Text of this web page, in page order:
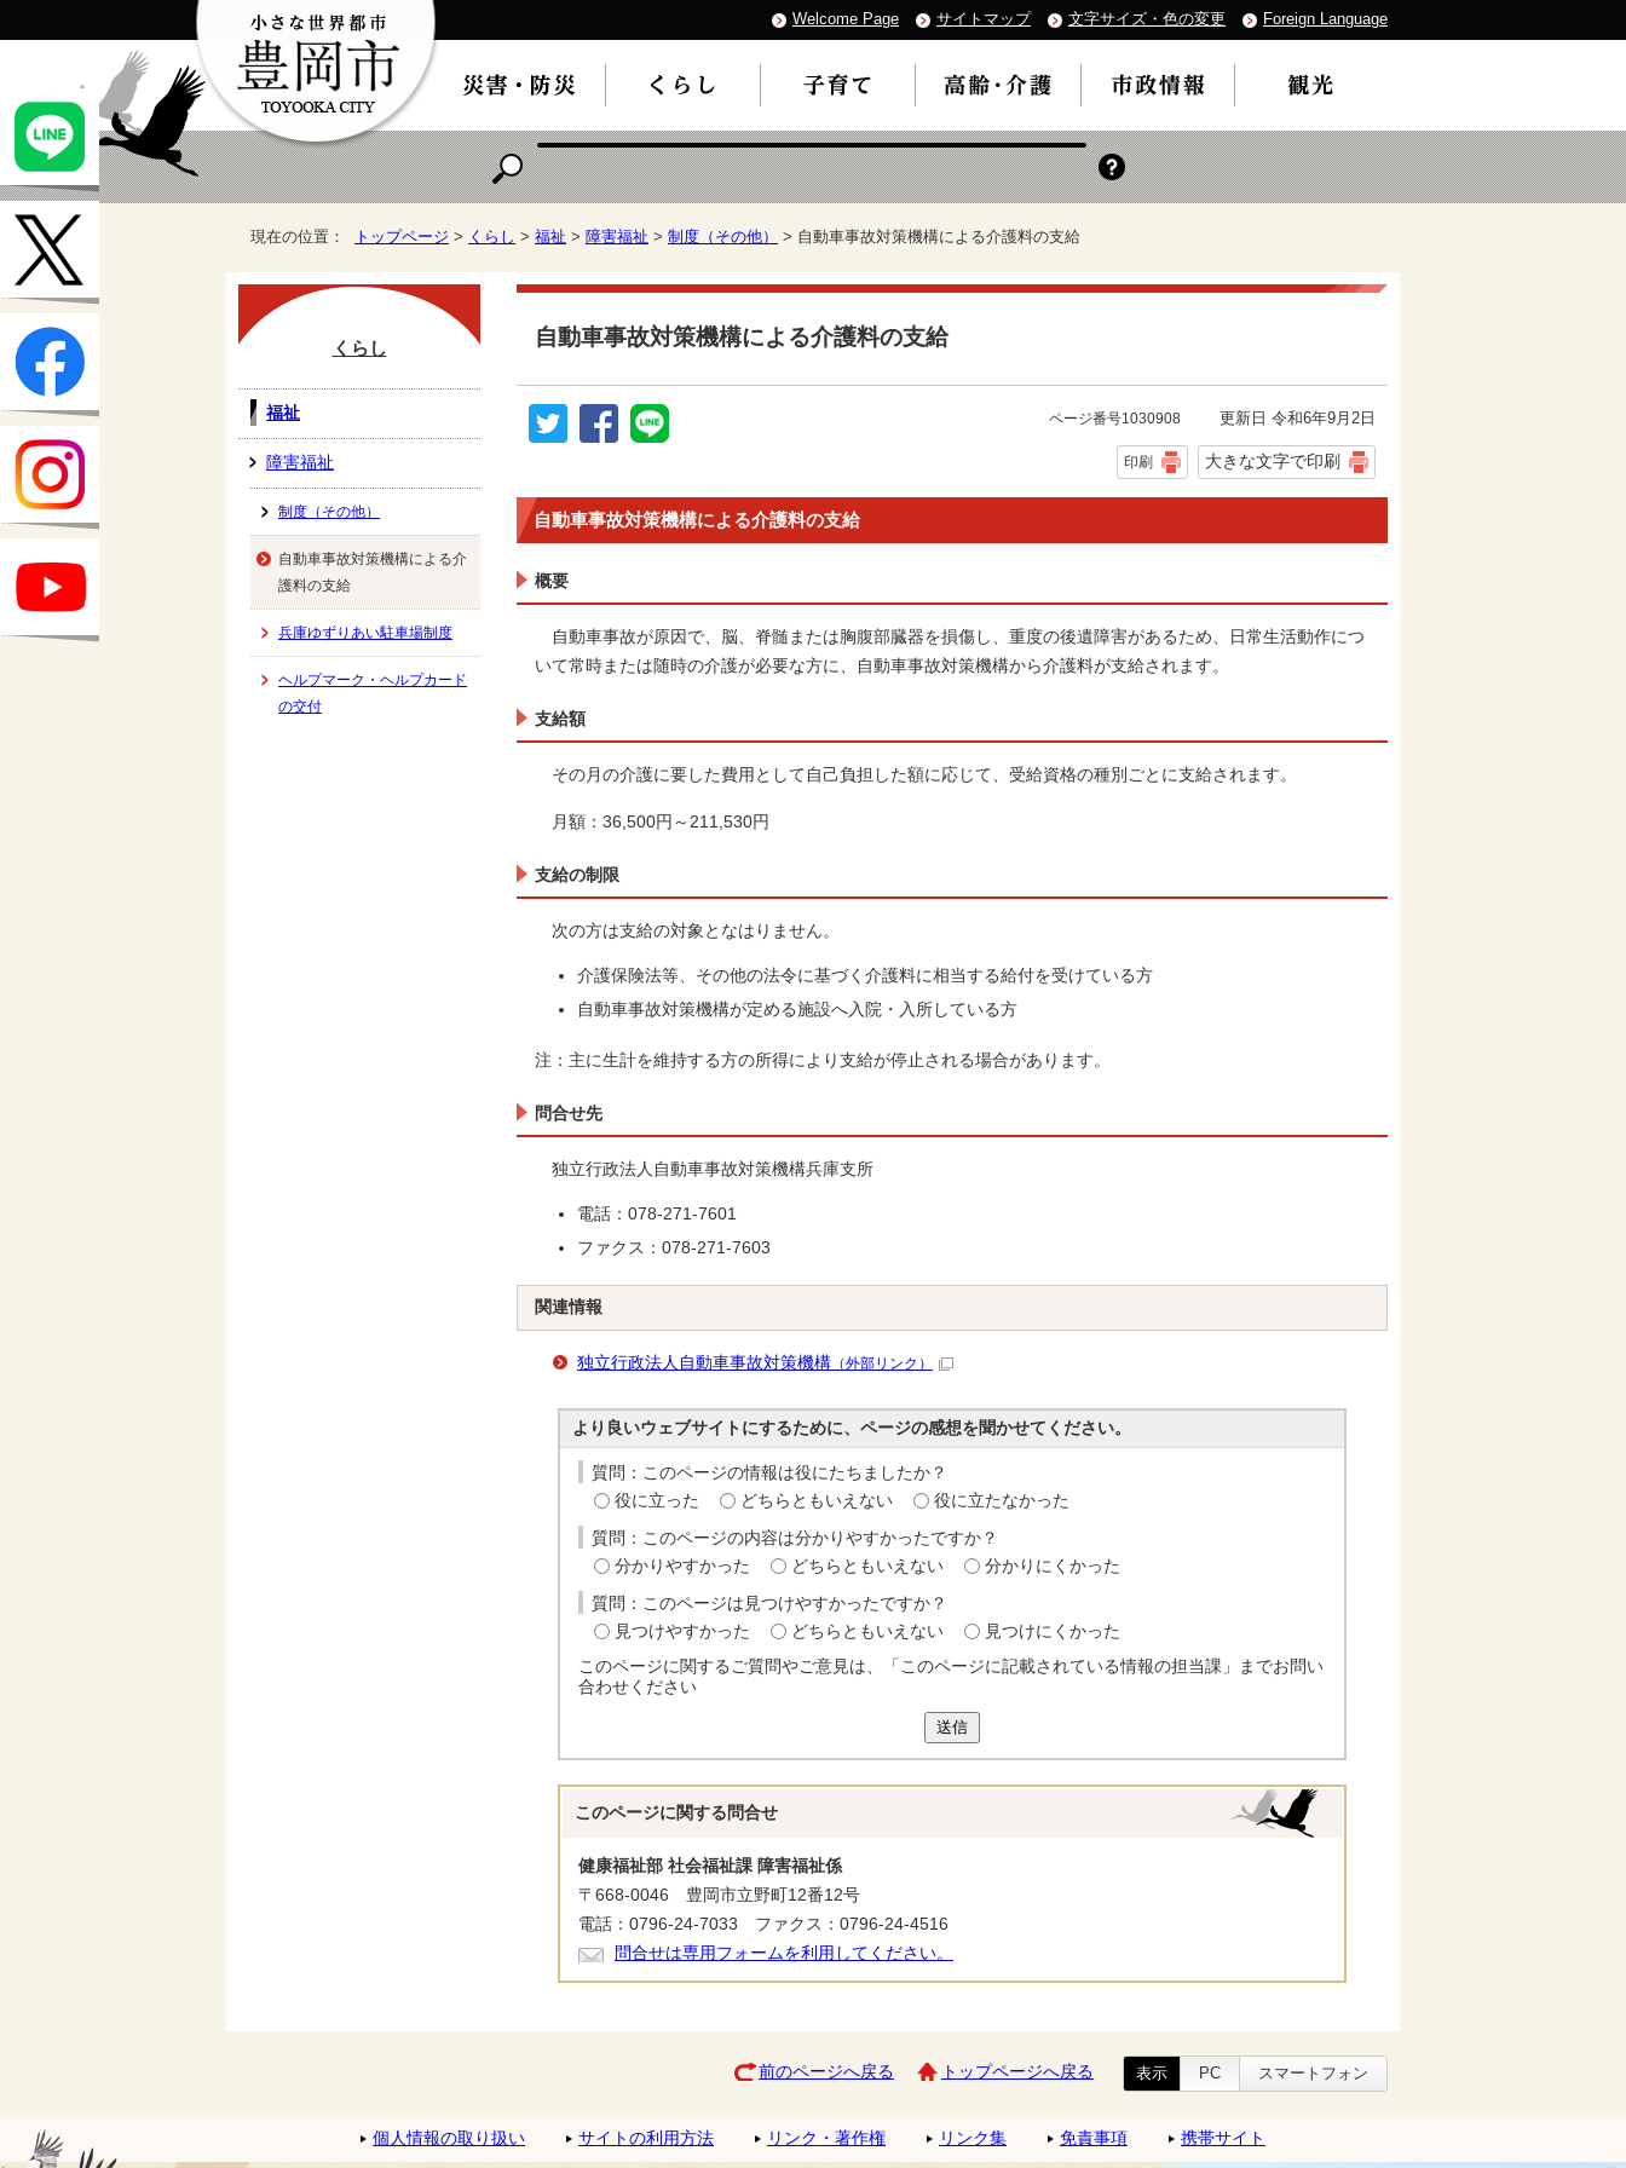
Welcome Page サイトマップ 文字サイズ・色の変更 Foreign Language
現在の位置： トップページ > くらし > 福祉 > 障害福祉 > 制度（その他） > 自動車事故対策機構による介護料の支給
自動車事故対策機構による介護料の支給
ページ番号1030908 更新日 令和6年9月2日
印刷 大きな文字で印刷
自動車事故対策機構による介護料の支給
概要
自動車事故が原因で、脳、脊髄または胸腹部臓器を損傷し、重度の後遺障害があるため、日常生活動作につ
いて常時または随時の介護が必要な方に、自動車事故対策機構から介護料が支給されます。
支給額
その月の介護に要した費用として自己負担した額に応じて、受給資格の種別ごとに支給されます。
月額：36,500円～211,530円
支給の制限
次の方は支給の対象となはりません。
介護保険法等、その他の法令に基づく介護料に相当する給付を受けている方
自動車事故対策機構が定める施設へ入院・入所している方
注：主に生計を維持する方の所得により支給が停止される場合があります。
問合せ先
独立行政法人自動車事故対策機構兵庫支所
電話：078-271-7601
ファクス：078-271-7603
関連情報
独立行政法人自動車事故対策機構 （外部リンク）
より良いウェブサイトにするために、ページの感想を聞かせてください。
質問：このページの情報は役にたちましたか？
役に立った
どちらともいえない 役に立たなかった
質問：このページの内容は分かりやすかったですか？
分かりやすかった
どちらともいえない 分かりにくかった
質問：このページは見つけやすかったですか？
見つけやすかった
どちらともいえない
見つけにくかった
このページに関するご質問やご意見は、「このページに記載されている情報の担当課」までお問い
合わせください
送信
このページに関する 問合せ
健康福祉部 社会福祉課 障害福祉係
〒668-0046 豊岡市立野町12番12号
電話：0796-24-7033 ファクス：0796-24-4516
問合せは専用フォームを利用してください。
くらし
福祉
障害福祉
制度（その他）
自動車事故対策機構による介
護料の支給
兵庫ゆずりあい駐車場制度
ヘルプマーク・ヘルプカード
の交付
前のページへ戻る トップページへ戻る 表示 PC スマートフォン
個人情報の取り扱い サイトの利用方法 リンク・著作権 リンク集 免責事項 携帯サイト